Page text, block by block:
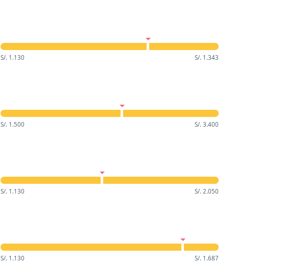
S/. 1.130 S/. 1.343
S/. 1.500 S/. 3.400
S/. 1.130 S/. 2.050
S/. 1.130 S/. 1.687